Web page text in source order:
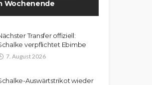
Wochenende
Transfer offiziell:
verpflichtet Ebimbe
7. August 2026
Auswärtstrikot wieder